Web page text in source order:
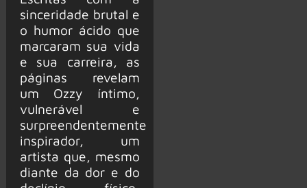
sinceridade brutal e
o humor ácido que
marcaram sua vida
e sua carreira, as
páginas revelam
um Ozzy íntimo,
vulnerável e
surpreendentemente
inspirador, um
artista que, mesmo
diante da dor e do